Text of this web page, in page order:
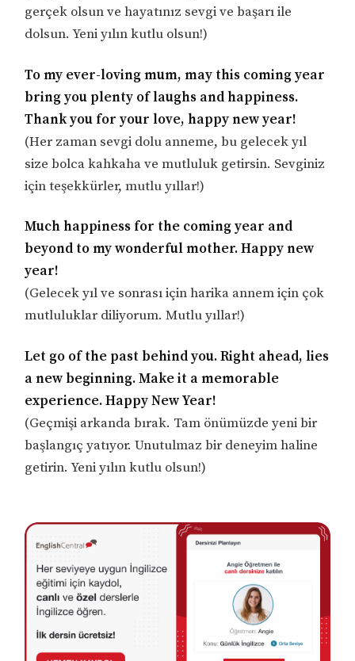
gerçek olsun ve hayatınız sevgi ve başarı ile
dolsun. Yeni yılın kutlu olsun!)
To my ever-loving mum, may this coming year
bring you plenty of laughs and happiness.
Thank you for your love, happy new year!
(Her zaman sevgi dolu anneme, bu gelecek yıl
size bolca kahkaha ve mutluluk getirsin. Sevginiz
için teşekkürler, mutlu yıllar!)
Much happiness for the coming year and
beyond to my wonderful mother. Happy new
year!
(Gelecek yıl ve sonrası için harika annem için çok
mutluluklar diliyorum. Mutlu yıllar!)
Let go of the past behind you. Right ahead, lies
a new beginning. Make it a memorable
experience. Happy New Year!
(Geçmişi arkanda bırak. Tam önümüzde yeni bir
başlangıç ​​yatıyor. Unutulmaz bir deneyim haline
getirin. Yeni yılın kutlu olsun!)